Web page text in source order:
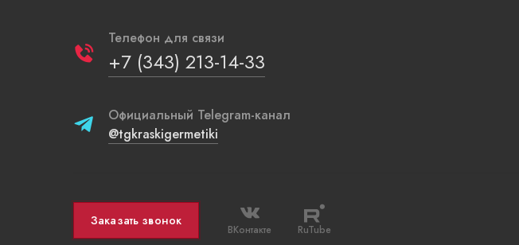
Телефон для связи
+7 (343) 213-14-33
Официальный Telegram-канал
@tgkraskigermetiki
Заказать звонок
ВКонтакте RuTube